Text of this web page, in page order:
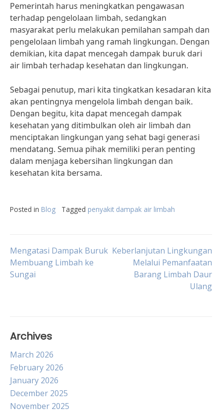
Pemerintah harus meningkatkan pengawasan
terhadap pengelolaan limbah, sedangkan
masyarakat perlu melakukan pemilahan sampah dan
pengelolaan limbah yang ramah lingkungan. Dengan
demikian, kita dapat mencegah dampak buruk dari
air limbah terhadap kesehatan dan lingkungan.
Sebagai penutup, mari kita tingkatkan kesadaran kita
akan pentingnya mengelola limbah dengan baik.
Dengan begitu, kita dapat mencegah dampak
kesehatan yang ditimbulkan oleh air limbah dan
menciptakan lingkungan yang sehat bagi generasi
mendatang. Semua pihak memiliki peran penting
dalam menjaga kebersihan lingkungan dan
kesehatan kita bersama.
Posted in Blog Tagged penyakit dampak air limbah
Post
navigation
Mengatasi Dampak Buruk
Membuang Limbah ke
Sungai
Keberlanjutan Lingkungan
Melalui Pemanfaatan
Barang Limbah Daur
Ulang
Archives
March 2026
February 2026
January 2026
December 2025
November 2025